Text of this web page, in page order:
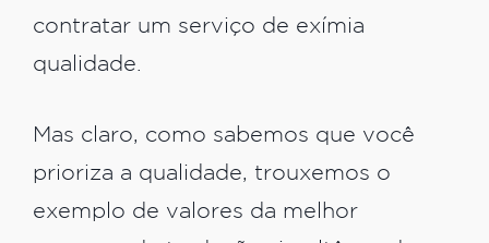
contratar um serviço de exímia
qualidade.
Mas claro, como sabemos que você
prioriza a qualidade, trouxemos o
exemplo de valores da melhor